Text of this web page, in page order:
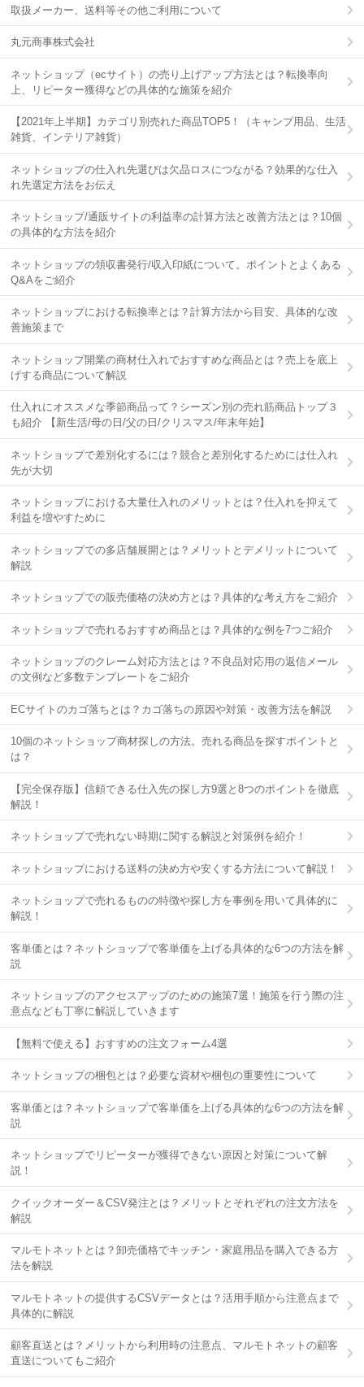
取扱メーカー、送料等その他ご利用について
丸元商事株式会社
ネットショップ（ecサイト）の売り上げアップ方法とは？転換率向
上、リピーター獲得などの具体的な施策を紹介
【2021年上半期】カテゴリ別売れた商品TOP5！（キャンプ用品、生活
雑貨、インテリア雑貨）
ネットショップの仕入れ先選びは欠品ロスにつながる？効果的な仕入
れ先選定方法をお伝え
ネットショップ/通販サイトの利益率の計算方法と改善方法とは？10個
の具体的な方法を紹介
ネットショップの領収書発行/収入印紙について。ポイントとよくある
Q&Aをご紹介
ネットショップにおける転換率とは？計算方法から目安、具体的な改
善施策まで
ネットショップ開業の商材仕入れでおすすめな商品とは？売上を底上
げする商品について解説
仕入れにオススメな季節商品って？シーズン別の売れ筋商品トップ３
も紹介 【新生活/母の日/父の日/クリスマス/年末年始】
ネットショップで差別化するには？競合と差別化するためには仕入れ
先が大切
ネットショップにおける大量仕入れのメリットとは？仕入れを抑えて
利益を増やすために
ネットショップでの多店舗展開とは？メリットとデメリットについて
解説
ネットショップでの販売価格の決め方とは？具体的な考え方をご紹介
ネットショップで売れるおすすめ商品とは？具体的な例を7つご紹介
ネットショップのクレーム対応方法とは？不良品対応用の返信メール
の文例など多数テンプレートをご紹介
ECサイトのカゴ落ちとは？カゴ落ちの原因や対策・改善方法を解説
10個のネットショップ商材探しの方法。売れる商品を探すポイントと
は？
【完全保存版】信頼できる仕入先の探し方9選と8つのポイントを徹底
解説！
ネットショップで売れない時期に関する解説と対策例を紹介！
ネットショップにおける送料の決め方や安くする方法について解説！
ネットショップで売れるものの特徴や探し方を事例を用いて具体的に
解説！
客単価とは？ネットショップで客単価を上げる具体的な6つの方法を解
説
ネットショップのアクセスアップのための施策7選！施策を行う際の注
意点なども丁寧に解説していきます
【無料で使える】おすすめの注文フォーム4選
ネットショップの梱包とは？必要な資材や梱包の重要性について
客単価とは？ネットショップで客単価を上げる具体的な6つの方法を解
説
ネットショップでリピーターが獲得できない原因と対策について解
説！
クイックオーダー＆CSV発注とは？メリットとそれぞれの注文方法を
解説
マルモトネットとは？卸売価格でキッチン・家庭用品を購入できる方
法を解説
マルモトネットの提供するCSVデータとは？活用手順から注意点まで
具体的に解説
顧客直送とは？メリットから利用時の注意点、マルモトネットの顧客
直送についてもご紹介